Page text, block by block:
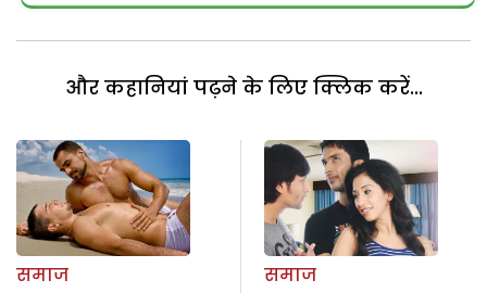
और कहानियां पढ़ने के लिए क्लिक करें...
समाज
समाज